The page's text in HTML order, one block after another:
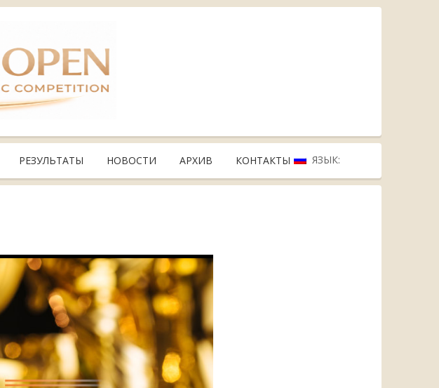
РЕЗУЛЬТАТЫ НОВОСТИ АРХИВ КОНТАКТЫ ЯЗЫК: